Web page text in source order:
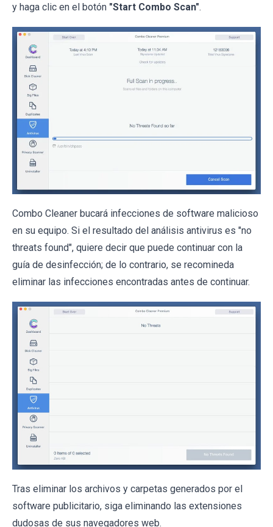
y haga clic en el botón "Start Combo Scan".
Combo Cleaner bucará infecciones de software malicioso
en su equipo. Si el resultado del análisis antivirus es "no
threats found", quiere decir que puede continuar con la
guía de desinfección; de lo contrario, se recomineda
eliminar las infecciones encontradas antes de continuar.
Tras eliminar los archivos y carpetas generados por el
software publicitario, siga eliminando las extensiones
dudosas de sus navegadores web.